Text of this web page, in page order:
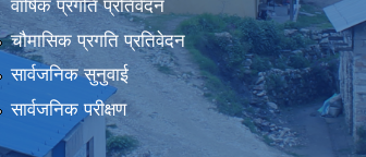
वार्षिक प्रगति प्रतिवेदन
चौमासिक प्रगति प्रतिवेदन
सार्वजनिक सुनुवाई
सार्वजनिक परीक्षण